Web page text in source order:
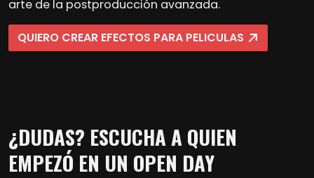
arte de la postproducción avanzada.
QUIERO CREAR EFECTOS PARA PELICULAS
¿DUDAS? ESCUCHA A QUIEN
EMPEZÓ EN UN OPEN DAY